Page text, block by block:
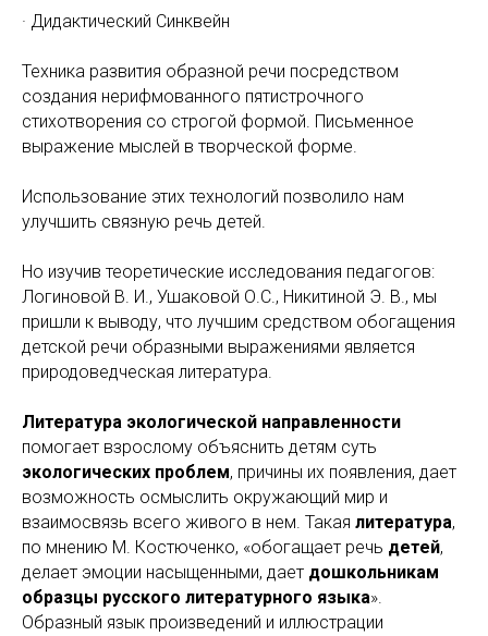
· Дидактический Синквейн
Техника развития образной речи посредством
создания нерифмованного пятистрочного
стихотворения со строгой формой. Письменное
выражение мыслей в творческой форме.
Использование этих технологий позволило нам
улучшить связную речь детей.
Но изучив теоретические исследования педагогов:
Логиновой В. И., Ушаковой О.С., Никитиной Э. В., мы
пришли к выводу, что лучшим средством обогащения
детской речи образными выражениями является
природоведческая литература.
Литература экологической направленности
помогает взрослому объяснить детям суть
экологических проблем, причины их появления, дает
возможность осмыслить окружающий мир и
взаимосвязь всего живого в нем. Такая литература,
по мнению М. Костюченко, «обогащает речь детей,
делает эмоции насыщенными, дает дошкольникам
образцы русского литературного языка».
Образный язык произведений и иллюстрации